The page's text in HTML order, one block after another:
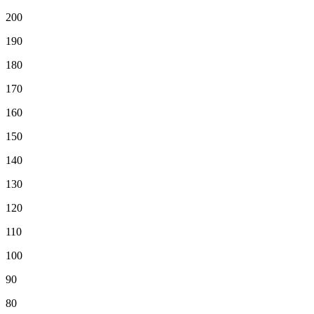
200
190
180
170
160
150
140
130
120
110
100
90
80